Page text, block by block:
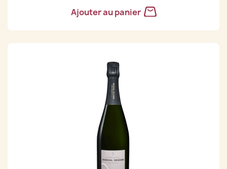
Ajouter au panier